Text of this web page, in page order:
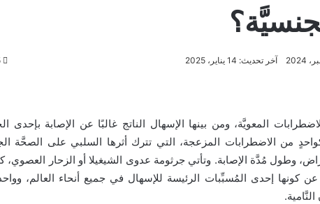
آخر تحديث: 14 يناير، 2025
المعويَّة، ومن بينها الإسهال الناتج غالبًا عن الإصابة بإحدى
من الاضطرابات المزعجة، التي تترك أثرها السلبي على الصحَّة
وطول مُدَّة الإصابة. وتأتي جرثومة عدوى الشيغيلا أو الزحار العصوي،
كونها إحدى المُسبِّبات الرئيسة للإسهال في جميع أنحاء العالم،